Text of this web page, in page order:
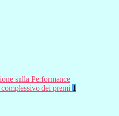
sulla Performance
dei premi 1